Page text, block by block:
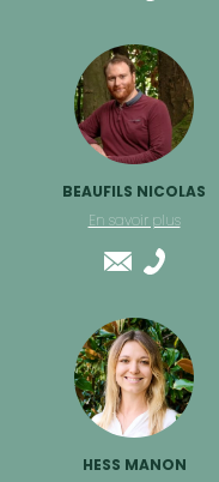
BEAUFILS NICOLAS
En savoir plus
HESS MANON